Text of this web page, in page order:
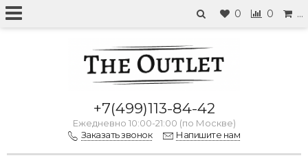
0 0 …
+7(499)113-84-42
Ежедневно 10:00-21:00 (по Москве)
Заказать звонок
Напишите нам